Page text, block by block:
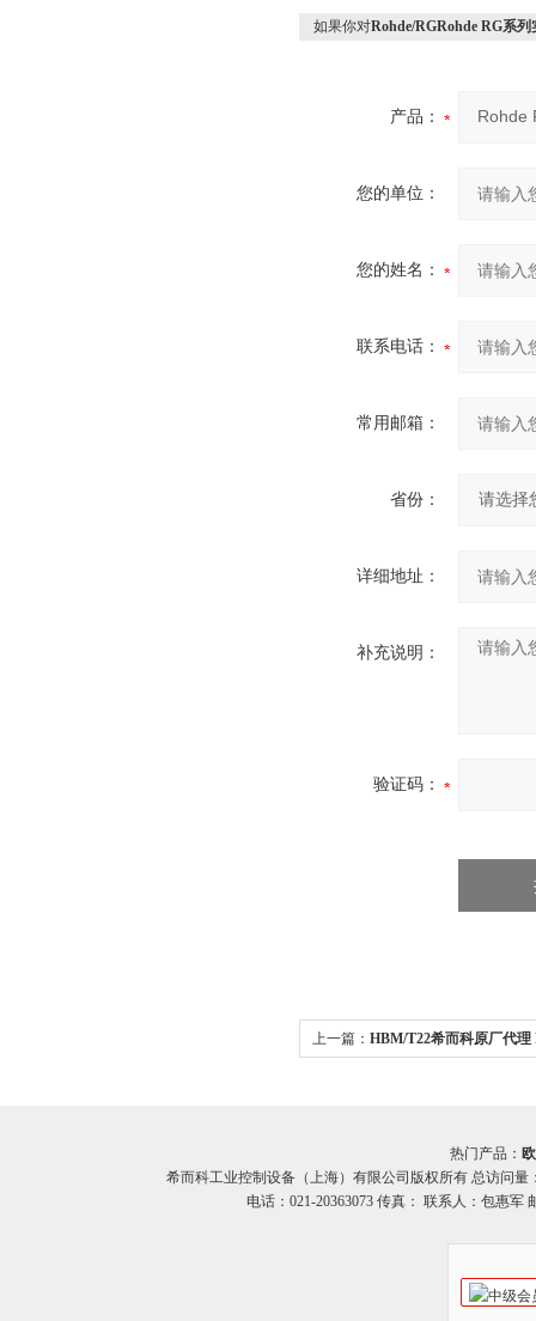
如果你对Rohde/RGRohde RG系
产品：
您的单位：
您的姓名：
联系电话：
常用邮箱：
省份：
详细地址：
补充说明：
验证码：
上一篇： HBM/T22希而科原厂代理
热门产品：
希而科工业控制设备（上海）有限公司版权所有 总访问量
电话：021-20363073 传真： 联系人：包惠军